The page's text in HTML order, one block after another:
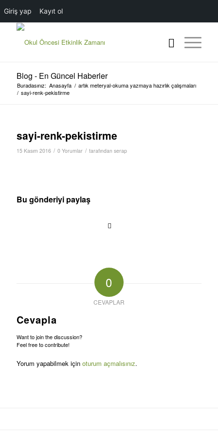
Giriş yap Kayıt ol
Blog - En Güncel Haberler
Buradasınız: Anasayfa / artık meteryal-okuma yazmaya hazırlık çalışmaları
/ sayi-renk-pekistirme
sayi-renk-pekistirme
15 Kasım 2016 / 0 Yorumlar / tarafından serap
Bu gönderiyi paylaş
0
CEVAPLAR
Cevapla
Want to join the discussion?
Feel free to contribute!
Yorum yapabilmek için oturum açmalısınız.